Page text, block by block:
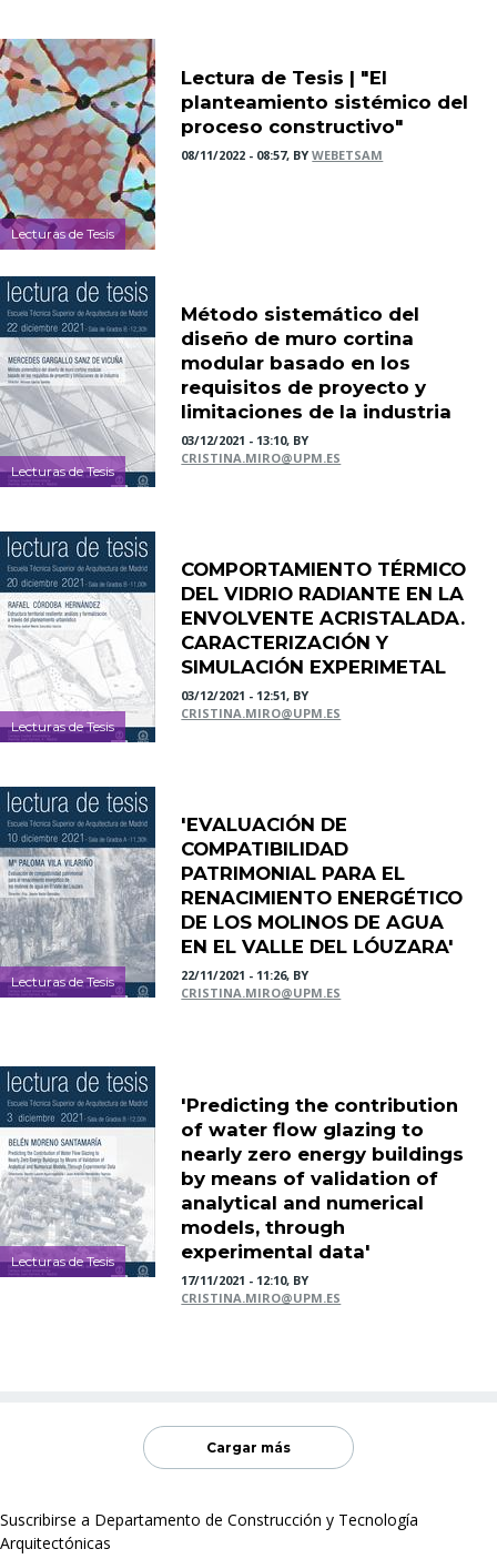
Lecturas de Tesis
Lectura de Tesis | "El
planteamiento sistémico del
proceso constructivo"
08/11/2022 - 08:57, BYWEBETSAM
Lecturas de Tesis
Método sistemático del
diseño de muro cortina
modular basado en los
requisitos de proyecto y
limitaciones de la industria
03/12/2021 - 13:10, BY
CRISTINA.MIRO@UPM.ES
Lecturas de Tesis
COMPORTAMIENTO TÉRMICO
DEL VIDRIO RADIANTE EN LA
ENVOLVENTE ACRISTALADA.
CARACTERIZACIÓN Y
SIMULACIÓN EXPERIMETAL
03/12/2021 - 12:51, BY
CRISTINA.MIRO@UPM.ES
Lecturas de Tesis
'EVALUACIÓN DE
COMPATIBILIDAD
PATRIMONIAL PARA EL
RENACIMIENTO ENERGÉTICO
DE LOS MOLINOS DE AGUA
EN EL VALLE DEL LÓUZARA'
22/11/2021 - 11:26, BY
CRISTINA.MIRO@UPM.ES
Lecturas de Tesis
'Predicting the contribution
of water flow glazing to
nearly zero energy buildings
by means of validation of
analytical and numerical
models, through
experimental data'
17/11/2021 - 12:10, BY
CRISTINA.MIRO@UPM.ES
Cargar más
Suscribirse a Departamento de Construcción y Tecnología
Arquitectónicas